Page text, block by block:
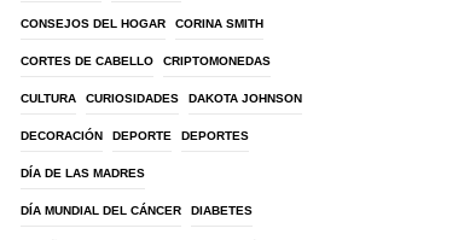
CONSEJOS DEL HOGAR CORINA SMITH
CORTES DE CABELLO CRIPTOMONEDAS
CULTURA CURIOSIDADES DAKOTA JOHNSON
DECORACIÓN DEPORTE DEPORTES
DÍA DE LAS MADRES
DÍA MUNDIAL DEL CÁNCER DIABETES